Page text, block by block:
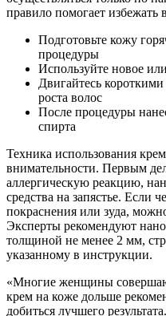
правило помогает
Подготовьте кожу
процедуры
Используйте новое
Двигайтесь
роста волос
После процедуры
спирта
Техника использования
внимательности. Первым
аллергическую реакцию,
средства на запястье. Если
покраснения или зуда,
Эксперты рекомендуют
толщиной не менее 2 мм,
указанному в инструкции.
«Многие женщины
крем на коже дольше
добиться лучшего